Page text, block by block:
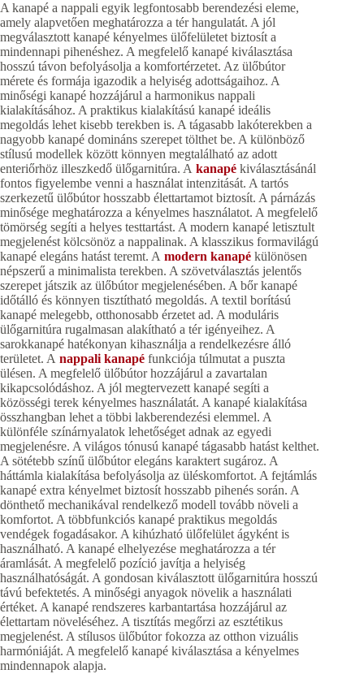
A kanapé a nappali egyik legfontosabb berendezési eleme,
amely alapvetően meghatározza a tér hangulatát. A jól
megválasztott kanapé kényelmes ülőfelületet biztosít a
mindennapi pihenéshez. A megfelelő kanapé kiválasztása
hosszú távon befolyásolja a komfortérzetet. Az ülőbútor
mérete és formája igazodik a helyiség adottságaihoz. A
minőségi kanapé hozzájárul a harmonikus nappali
kialakításához. A praktikus kialakítású kanapé ideális
megoldás lehet kisebb terekben is. A tágasabb lakóterekben a
nagyobb kanapé domináns szerepet tölthet be. A különböző
stílusú modellek között könnyen megtalálható az adott
enteriőrhöz illeszkedő ülőgarnitúra. A kanapé kiválasztásánál
fontos figyelembe venni a használat intenzitását. A tartós
szerkezetű ülőbútor hosszabb élettartamot biztosít. A párnázás
minősége meghatározza a kényelmes használatot. A megfelelő
tömörség segíti a helyes testtartást. A modern kanapé letisztult
megjelenést kölcsönöz a nappalinak. A klasszikus formavilágú
kanapé elegáns hatást teremt. A modern kanapé különösen
népszerű a minimalista terekben. A szövetválasztás jelentős
szerepet játszik az ülőbútor megjelenésében. A bőr kanapé
időtálló és könnyen tisztítható megoldás. A textil borítású
kanapé melegebb, otthonosabb érzetet ad. A moduláris
ülőgarnitúra rugalmasan alakítható a tér igényeihez. A
sarokkanapé hatékonyan kihasználja a rendelkezésre álló
területet. A nappali kanapé funkciója túlmutat a puszta
ülésen. A megfelelő ülőbútor hozzájárul a zavartalan
kikapcsolódáshoz. A jól megtervezett kanapé segíti a
közösségi terek kényelmes használatát. A kanapé kialakítása
összhangban lehet a többi lakberendezési elemmel. A
különféle színárnyalatok lehetőséget adnak az egyedi
megjelenésre. A világos tónusú kanapé tágasabb hatást kelthet.
A sötétebb színű ülőbútor elegáns karaktert sugároz. A
háttámla kialakítása befolyásolja az üléskomfortot. A fejtámlás
kanapé extra kényelmet biztosít hosszabb pihenés során. A
dönthető mechanikával rendelkező modell tovább növeli a
komfortot. A többfunkciós kanapé praktikus megoldás
vendégek fogadásakor. A kihúzható ülőfelület ágyként is
használható. A kanapé elhelyezése meghatározza a tér
áramlását. A megfelelő pozíció javítja a helyiség
használhatóságát. A gondosan kiválasztott ülőgarnitúra hosszú
távú befektetés. A minőségi anyagok növelik a használati
értéket. A kanapé rendszeres karbantartása hozzájárul az
élettartam növeléséhez. A tisztítás megőrzi az esztétikus
megjelenést. A stílusos ülőbútor fokozza az otthon vizuális
harmóniáját. A megfelelő kanapé kiválasztása a kényelmes
mindennapok alapja.